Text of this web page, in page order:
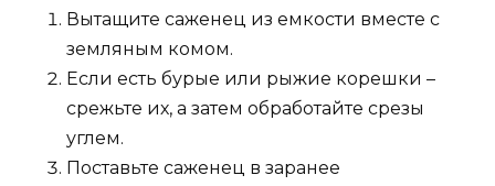
Вытащите саженец из емкости вместе с
земляным комом.
Если есть бурые или рыжие корешки –
срежьте их, а затем обработайте срезы
углем.
Поставьте саженец в заранее